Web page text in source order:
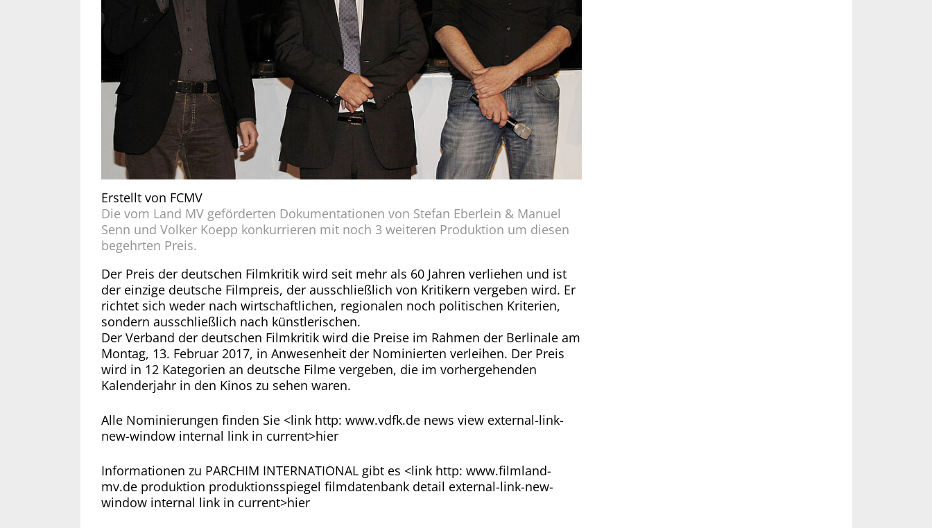
Erstellt von FCMV
Die vom Land MV geförderten Dokumentationen von Stefan Eberlein & Manuel
Senn und Volker Koepp konkurrieren mit noch 3 weiteren Produktion um diesen
begehrten Preis.
Der Preis der deutschen Filmkritik wird seit mehr als 60 Jahren verliehen und ist
der einzige deutsche Filmpreis, der ausschließlich von Kritikern vergeben wird. Er
richtet sich weder nach wirtschaftlichen, regionalen noch politischen Kriterien,
sondern ausschließlich nach künstlerischen.
Der Verband der deutschen Filmkritik wird die Preise im Rahmen der Berlinale am
Montag, 13. Februar 2017, in Anwesenheit der Nominierten verleihen. Der Preis
wird in 12 Kategorien an deutsche Filme vergeben, die im vorhergehenden
Kalenderjahr in den Kinos zu sehen waren.
Alle Nominierungen finden Sie <link http: www.vdfk.de news view external-link-
new-window internal link in current>hier
Informationen zu PARCHIM INTERNATIONAL gibt es <link http: www.filmland-
mv.de produktion produktionsspiegel filmdatenbank detail external-link-new-
window internal link in current>hier